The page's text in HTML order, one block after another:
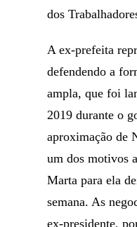
dos
A ex-prefeita
defendendo a
ampla, que foi
2019 durante o
aproximação de
um dos motivos
Marta para ela
semana. As
ex-presidente,